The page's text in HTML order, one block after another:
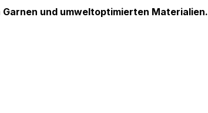
und umweltoptimierten Materialien.